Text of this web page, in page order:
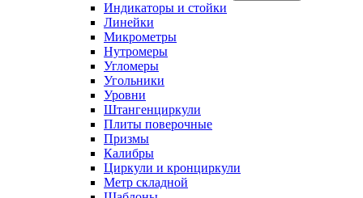
Индикаторы и стойки
Линейки
Микрометры
Нутромеры
Угломеры
Угольники
Уровни
Штангенциркули
Плиты поверочные
Призмы
Калибры
Циркули и кронциркули
Метр складной